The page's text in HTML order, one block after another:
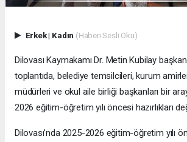
Erkek| Kadın (Haberi Sesli Oku)
Dilovası Kaymakamı Dr. Metin Kubilay
toplantıda, belediye temsilcileri, kurum
müdürleri ve okul aile birliği başkanları bir
2026 eğitim-öğretim yılı öncesi hazırlıkları
Dilovası’nda 2025-2026 eğitim-öğretim yılı